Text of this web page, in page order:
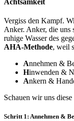
Vergiss den Kampf.
Anker. Anker, die uns
ruhige Wasser des
AHA-Methode, weil
Annehmen &
Hinwenden &
Ankern &
Schauen wir uns
Schritt 1: Annehmen &